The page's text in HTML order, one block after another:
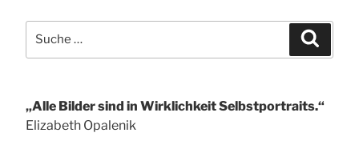
nach:
„Alle Bilder sind in Wirklichkeit Selbstportraits.“
Elizabeth Opalenik